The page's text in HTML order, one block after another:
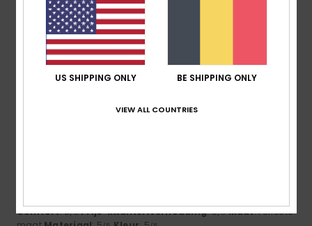
Martine10. juli 2026
comfort
Comfort: 5/5 Prijs-kwaliteitverhouding
Materiaal: 5/5 Kleur: 5/5
Ik raad dit product aan
5
Comfort: 5/5 Prijs-kwaliteitverhouding: 5/5 Maat: Perfecte
US SHIPPING ONLY BE SHIPPING ONLY
VIEW ALL COUNTRIES